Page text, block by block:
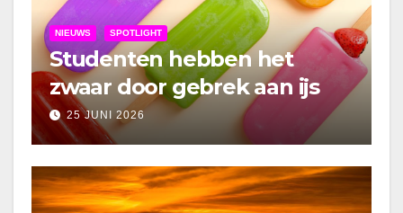
NIEUWS SPOTLIGHT
Studenten hebben het
zwaar door gebrek aan ijs
25 JUNI 2026